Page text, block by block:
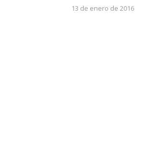
13 de enero de 2016